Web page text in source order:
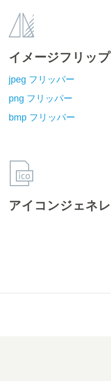
イメージフリップ
jpeg フリッパー
png フリッパー
bmp フリッパー
アイコンジェネレ